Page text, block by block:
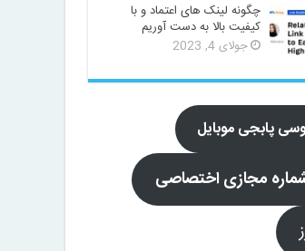
چگونه لینک های اعتماد و با
کیفیت بالا به دست آوریم
جولای 4, 2023
پابجی موبایل
مجازی اختصاصی